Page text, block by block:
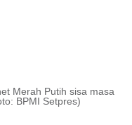
Merah Putih sisa masa
BPMI Setpres)